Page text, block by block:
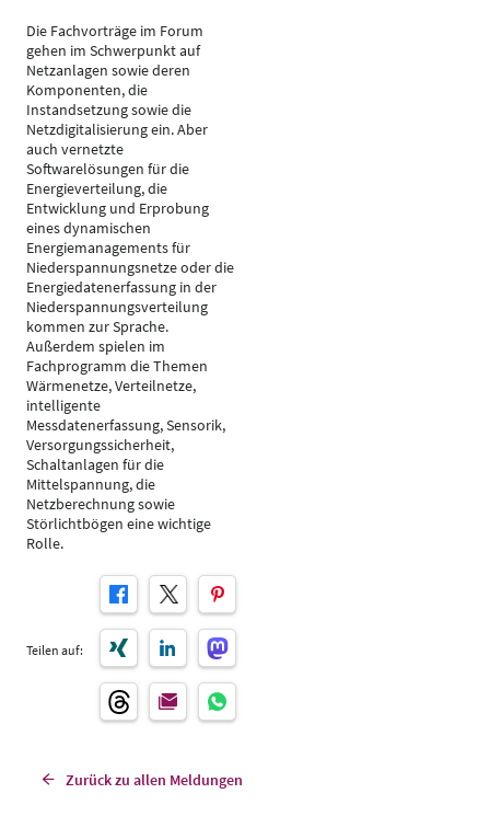
Die Fachvorträge im Forum
gehen im Schwerpunkt auf
Netzanlagen sowie deren
Komponenten, die
Instandsetzung sowie die
Netzdigitalisierung ein. Aber
auch vernetzte
Softwarelösungen für die
Energieverteilung, die
Entwicklung und Erprobung
eines dynamischen
Energiemanagements für
Niederspannungsnetze oder die
Energiedatenerfassung in der
Niederspannungsverteilung
kommen zur Sprache.
Außerdem spielen im
Fachprogramm die Themen
Wärmenetze, Verteilnetze,
intelligente
Messdatenerfassung, Sensorik,
Versorgungssicherheit,
Schaltanlagen für die
Mittelspannung, die
Netzberechnung sowie
Störlichtbögen eine wichtige
Rolle.
Teilen auf:
Zurück zu allen Meldungen